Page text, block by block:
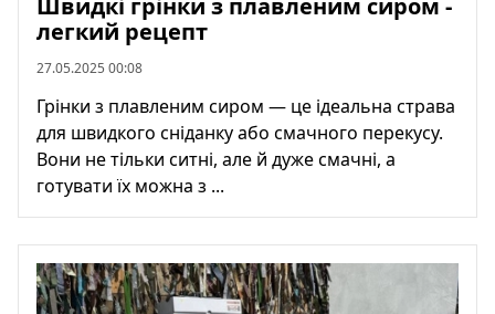
Швидкі грінки з плавленим сиром -
легкий рецепт
27.05.2025 00:08
Грінки з плавленим сиром — це ідеальна страва
для швидкого сніданку або смачного перекусу.
Вони не тільки ситні, але й дуже смачні, а
готувати їх можна з ...